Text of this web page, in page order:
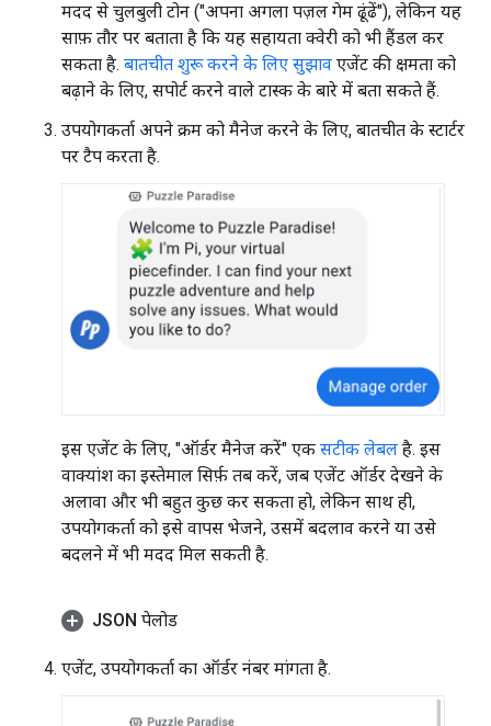
मदद से चुलबुली टोन ("अपना अगला पज़ल गेम ढूंढें"), लेकिन यह
साफ़ तौर पर बताता है कि यह सहायता क्वेरी को भी हैंडल कर
सकता है. बातचीत शुरू करने के लिए सुझाव एजेंट की क्षमता को
बढ़ाने के लिए, सपोर्ट करने वाले टास्क के बारे में बता सकते हैं.
उपयोगकर्ता अपने क्रम को मैनेज करने के लिए, बातचीत के स्टार्टर
पर टैप करता है.
इस एजेंट के लिए, "ऑर्डर मैनेज करें" एक सटीक लेबल है. इस
वाक्यांश का इस्तेमाल सिर्फ़ तब करें, जब एजेंट ऑर्डर देखने के
अलावा और भी बहुत कुछ कर सकता हो, लेकिन साथ ही,
उपयोगकर्ता को इसे वापस भेजने, उसमें बदलाव करने या उसे
बदलने में भी मदद मिल सकती है.
JSON पेलोड
एजेंट, उपयोगकर्ता का ऑर्डर नंबर मांगता है.